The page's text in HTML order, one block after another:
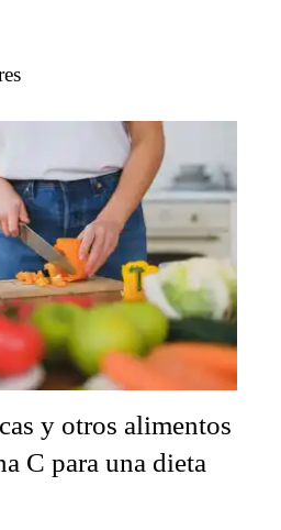
y otros alimentos
C para una dieta